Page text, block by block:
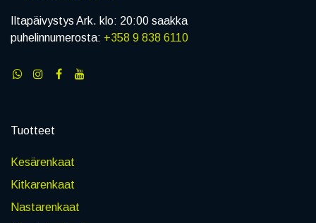
Iltapäivystys Ark. klo: 20:00 saakka
puhelinnumerosta: +358 9 838 6110
Tuotteet
Kesärenkaat
Kitkarenkaat
Nastarenkaat